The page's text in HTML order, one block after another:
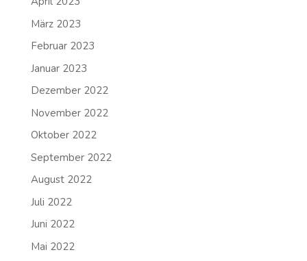
März 2023
Februar 2023
Januar 2023
Dezember 2022
November 2022
Oktober 2022
September 2022
August 2022
Juli 2022
Juni 2022
Mai 2022